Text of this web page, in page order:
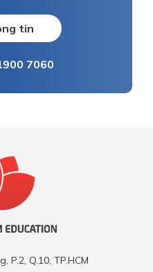
tin
7060
P.2, Q.10, TP.HCM